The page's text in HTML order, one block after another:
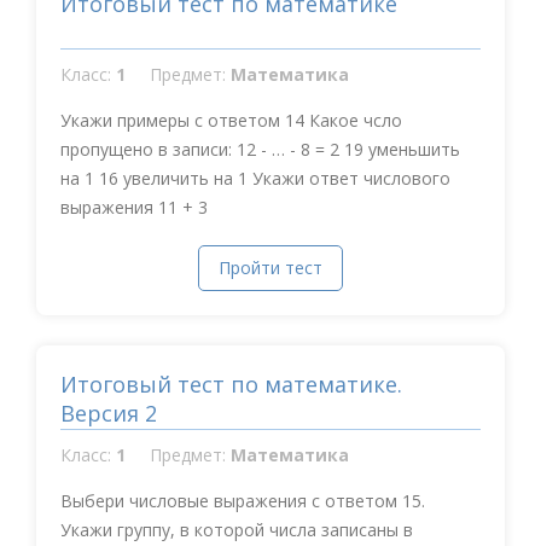
Класс: 1 Предмет: Математика
Укажи примеры с ответом 14 Какое чсло
пропущено в записи: 12 - … - 8 = 2 19 уменьшить
на 1 16 увеличить на 1 Укажи ответ числового
выражения 11 + 3
Пройти тест
Итоговый тест по математике.
Версия 2
Класс: 1 Предмет: Математика
Выбери числовые выражения с ответом 15.
Укажи группу, в которой числа записаны в